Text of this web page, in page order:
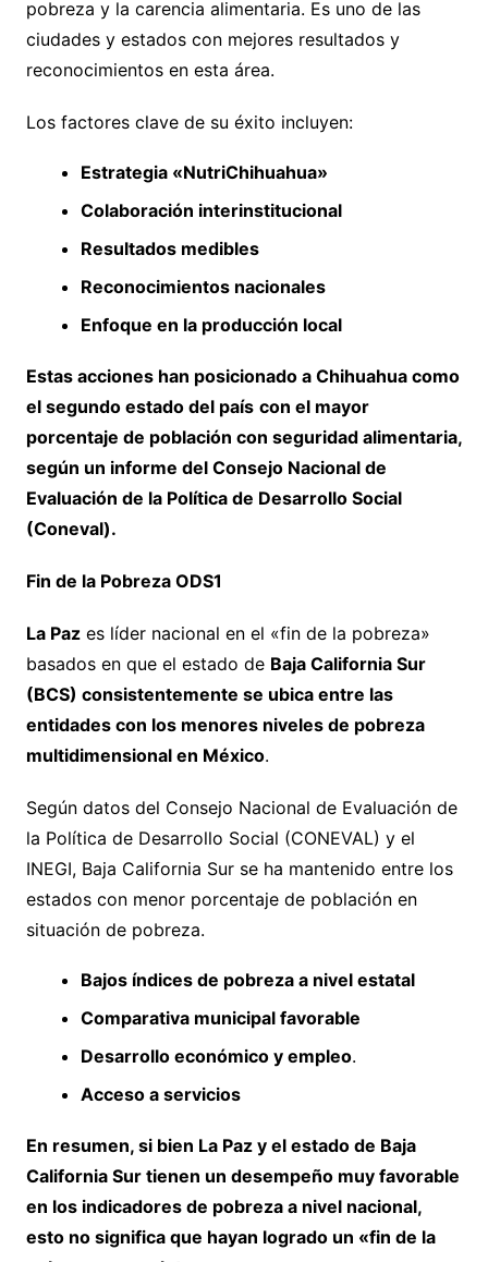
pobreza y la carencia alimentaria. Es uno de las
ciudades y estados con mejores resultados y
reconocimientos en esta área.
Los factores clave de su éxito incluyen:
Estrategia «NutriChihuahua»
Colaboración interinstitucional
Resultados medibles
Reconocimientos nacionales
Enfoque en la producción local
Estas acciones han posicionado a Chihuahua como
el segundo estado del país con el mayor
porcentaje de población con seguridad alimentaria,
según un informe del Consejo Nacional de
Evaluación de la Política de Desarrollo Social
(Coneval).
Fin de la Pobreza ODS1
La Pazes líder nacional en el «fin de la pobreza»
basados en que el estado de Baja California Sur
(BCS) consistentemente se ubica entre las
entidades con los menores niveles de pobreza
multidimensional en México.
Según datos del Consejo Nacional de Evaluación de
la Política de Desarrollo Social (CONEVAL) y el
INEGI, Baja California Sur se ha mantenido entre los
estados con menor porcentaje de población en
situación de pobreza.
Bajos índices de pobreza a nivel estatal
Comparativa municipal favorable
Desarrollo económico y empleo.
Acceso a servicios
En resumen, si bien La Paz y el estado de Baja
California Sur tienen un desempeño muy favorable
en los indicadores de pobreza a nivel nacional,
esto no significa que hayan logrado un «fin de la